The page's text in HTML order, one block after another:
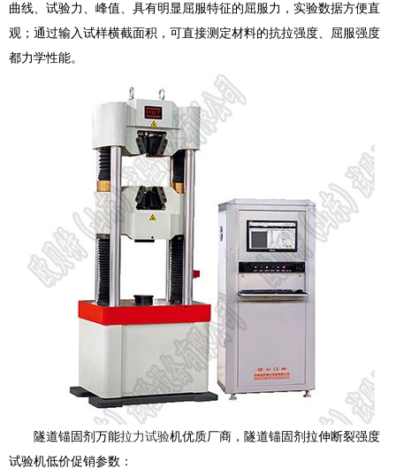
曲线、试验力、峰值、具有明显屈服特征的屈服力，实验数据方便直
观；通过输入试样横截面积，可直接测定材料的抗拉强度、屈服强度
都力学性能。
隧道锚固剂万能拉力试验机优质厂商，隧道锚固剂拉伸断裂强度
试验机低价促销参数：